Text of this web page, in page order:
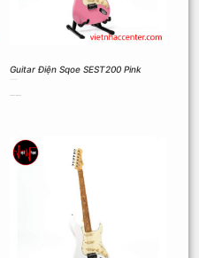
Guitar Điện Sqoe SEST200 Pink